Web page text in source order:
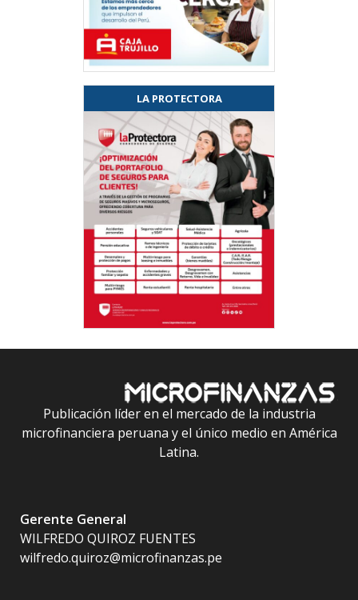
LA PROTECTORA
Publicación líder en el mercado de la industria
microfinanciera peruana y el único medio en América
Latina.
Gerente General
WILFREDO QUIROZ FUENTES
wilfredo.quiroz@microfinanzas.pe